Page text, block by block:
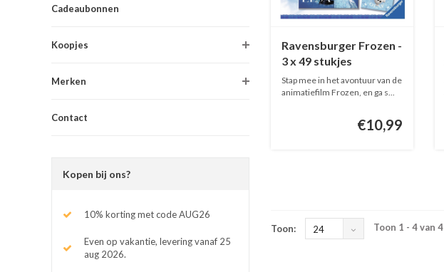
Cadeaubonnen
Koopjes
Merken
Contact
Kopen bij ons?
10% korting met code AUG26
Even op vakantie, levering vanaf 25
aug 2026.
Ravensburger Frozen -
3 x 49 stukjes
Stap mee in het avontuur van de
animatiefilm Frozen, en ga s...
€10,99
Toon: 24 Toon 1 - 4 van 4